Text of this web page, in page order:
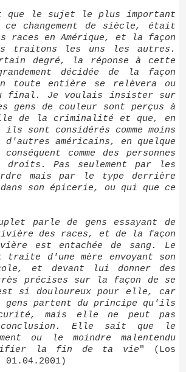
que le sujet le plus important
changement de siècle, était
races en Amérique, et la façon
traitons les uns les autres.
degré, la réponse à cette
décidée de la façon
toute entière se relèvera ou
final. Je voulais insister sur
gens de couleur sont perçus à
de la criminalité et que, en
sont considérés comme moins
d'autres américains, en quelque
comme des personnes
droits. Pas seulement par les
mais par le type derrière
son épicerie, ou qui que ce
parle de gens essayant de
des races, et de la façon
est entachée de sang. Le
traite d'une mère envoyant son
et devant lui donner des
précises sur la façon de se
si douloureux pour elle, car
gens partent du principe qu'ils
mais elle ne peut pas
Elle sait que le
ou le moindre malentendu
la fin de ta vie" (Los
01.04.2001)